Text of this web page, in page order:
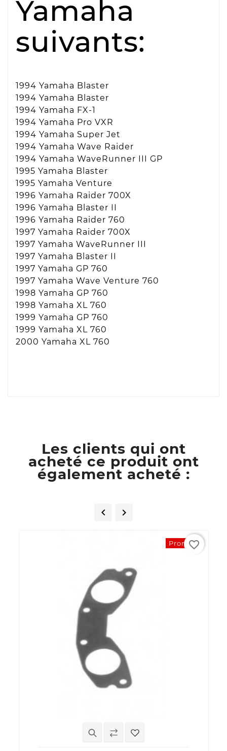
Yamaha
suivants:
1994 Yamaha Blaster
1994 Yamaha Blaster
1994 Yamaha FX-1
1994 Yamaha Pro VXR
1994 Yamaha Super Jet
1994 Yamaha Wave Raider
1994 Yamaha WaveRunner III GP
1995 Yamaha Blaster
1995 Yamaha Venture
1996 Yamaha Raider 700X
1996 Yamaha Blaster II
1996 Yamaha Raider 760
1997 Yamaha Raider 700X
1997 Yamaha WaveRunner III
1997 Yamaha Blaster II
1997 Yamaha GP 760
1997 Yamaha Wave Venture 760
1998 Yamaha GP 760
1998 Yamaha XL 760
1999 Yamaha GP 760
1999 Yamaha XL 760
2000 Yamaha XL 760
Les clients qui ont
acheté ce produit ont
également acheté :
 
Promo !
favorite_border